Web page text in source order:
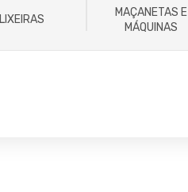
LIXEIRAS
MAÇANETAS E
MÁQUINAS